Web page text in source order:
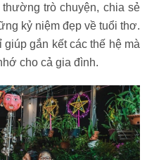
trò chuyện, chia sẻ
kỷ niệm đẹp về tuổi thơ.
gắn kết các thế hệ mà
cho cả gia đình.